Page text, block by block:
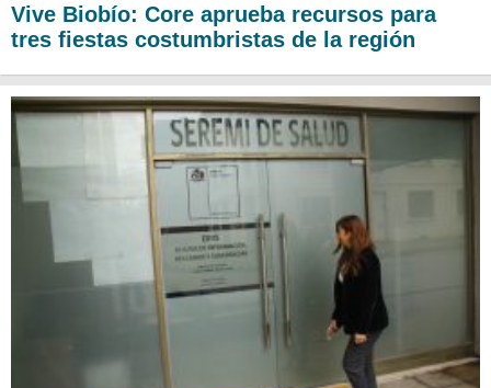
Vive Biobío: Core aprueba recursos para
tres fiestas costumbristas de la región